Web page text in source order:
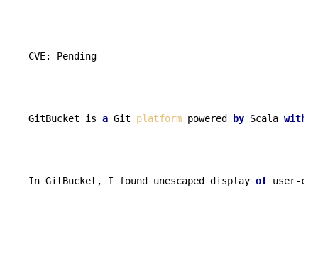
CVE: Pending
GitBucket is a Git platform powered by Scala with
In GitBucket, I found unescaped display of user-